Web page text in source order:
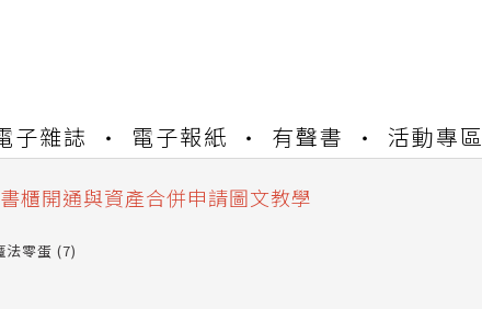
子雜誌 電子報紙 有聲書 活動專區
合併與書櫃開通申請
櫃開通與資產合併申請圖文教學
合併與書櫃開通申請
法零蛋 (7)